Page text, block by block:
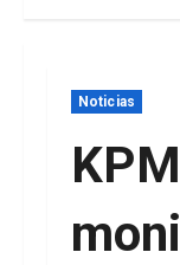
Noticias